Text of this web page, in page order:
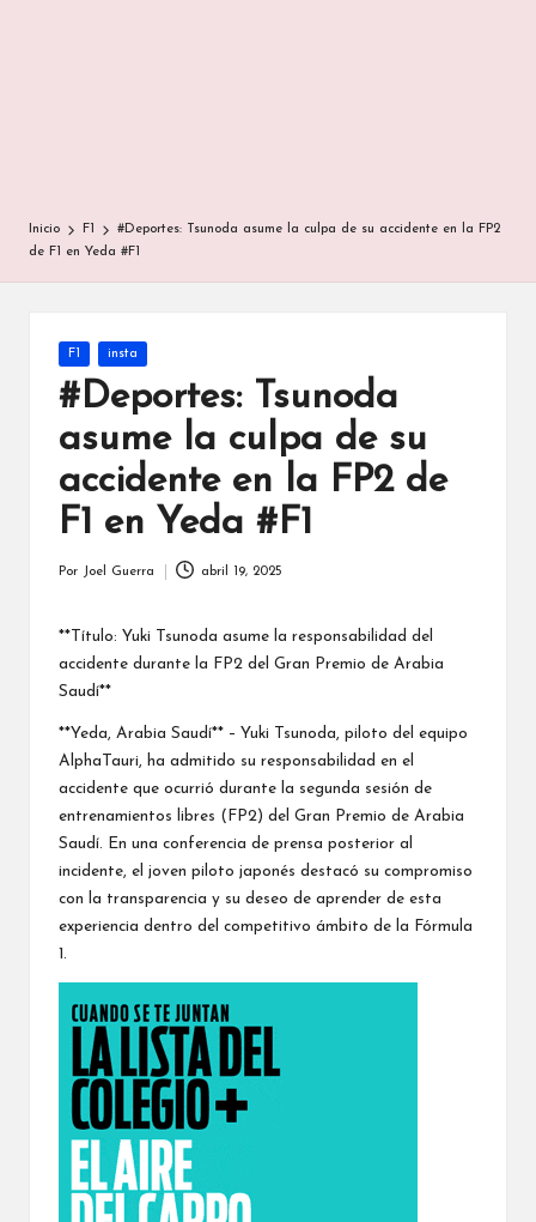
Inicio F1
#Deportes: Tsunoda asume la culpa de su accidente en la FP2
de F1 en Yeda #F1
Publicada
F1 insta
#Deportes: Tsunoda
asume la culpa de su
accidente en la FP2 de
F1 en Yeda #F1
Por Joel Guerra abril 19, 2025
**Título: Yuki Tsunoda asume la responsabilidad del
accidente durante la FP2 del Gran Premio de Arabia
Saudí**
**Yeda, Arabia Saudí** – Yuki Tsunoda, piloto del equipo
AlphaTauri, ha admitido su responsabilidad en el
accidente que ocurrió durante la segunda sesión de
entrenamientos libres (FP2) del Gran Premio de Arabia
Saudí. En una conferencia de prensa posterior al
incidente, el joven piloto japonés destacó su compromiso
con la transparencia y su deseo de aprender de esta
experiencia dentro del competitivo ámbito de la Fórmula
1.